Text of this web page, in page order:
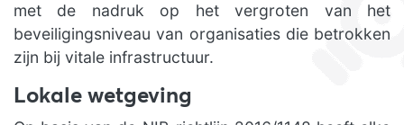
met de nadruk op het vergroten van het
beveiligingsniveau van organisaties die betrokken
zijn bij vitale infrastructuur.
Lokale wetgeving